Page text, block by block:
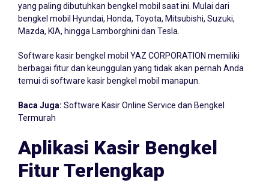
yang paling dibutuhkan bengkel mobil saat ini. Mulai dari
bengkel mobil Hyundai, Honda, Toyota, Mitsubishi, Suzuki,
Mazda, KIA, hingga Lamborghini dan Tesla.
Software kasir bengkel mobil YAZ CORPORATION memiliki
berbagai fitur dan keunggulan yang tidak akan pernah Anda
temui di software kasir bengkel mobil manapun.
Baca Juga: Software Kasir Online Service dan Bengkel
Termurah
Aplikasi Kasir Bengkel
Fitur Terlengkap